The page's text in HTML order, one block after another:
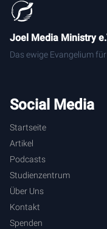
Joel Media Ministry
Das ewige Evangelium
Social Media
Startseite
Artikel
Podcasts
Studienzentrum
Über Uns
Kontakt
Spenden